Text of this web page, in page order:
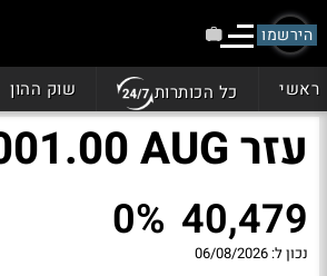
הירשמו
ראשי כל הכותרות שוק ההון
עזר C 001.00 AUG
40,479
0%
נכון ל: 06/08/2026